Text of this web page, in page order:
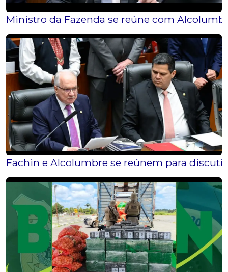
Ministro da Fazenda se reúne com
Fachin e Alcolumbre se reúnem para